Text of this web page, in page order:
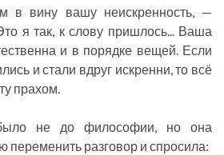
вину вашу неискренность, —
я так, к слову пришлось... Ваша
и в порядке вещей. Если
и стали вдруг искренни, то всё
прахом.
не до философии, но она
переменить разговор и спросила: